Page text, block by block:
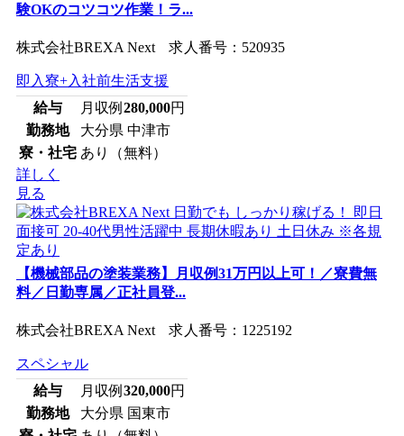
験OKのコツコツ作業！ラ...
株式会社BREXA Next 求人番号：520935
即入寮+入社前生活支援
給与
月収例 280,000円
勤務地
大分県 中津市
寮・社宅 あり（無料）
詳しく
見る
【機械部品の塗装業務】月収例31万円以上可！／寮費無
料／日勤専属／正社員登...
株式会社BREXA Next 求人番号：1225192
スペシャル
給与
月収例 320,000円
勤務地
大分県 国東市